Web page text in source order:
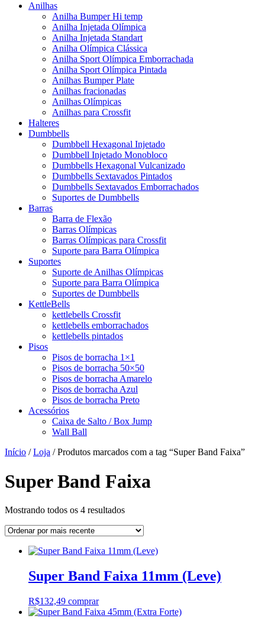
Anilhas
Anilha Bumper Hi temp
Anilha Injetada Olímpica
Anilha Injetada Standart
Anilha Olímpica Clássica
Anilha Sport Olímpica Emborrachada
Anilha Sport Olímpica Pintada
Anilhas Bumper Plate
Anilhas fracionadas
Anilhas Olímpicas
Anilhas para Crossfit
Halteres
Dumbbells
Dumbbell Hexagonal Injetado
Dumbbell Injetado Monobloco
Dumbbells Hexagonal Vulcanizado
Dumbbells Sextavados Pintados
Dumbbells Sextavados Emborrachados
Suportes de Dumbbells
Barras
Barra de Flexão
Barras Olímpicas
Barras Olímpicas para Crossfit
Suporte para Barra Olímpica
Suportes
Suporte de Anilhas Olímpicas
Suporte para Barra Olímpica
Suportes de Dumbbells
KettleBells
kettlebells Crossfit
kettlebells emborrachados
kettlebells pintados
Pisos
Pisos de borracha 1×1
Pisos de borracha 50×50
Pisos de borracha Amarelo
Pisos de borracha Azul
Pisos de borracha Preto
Acessórios
Caixa de Salto / Box Jump
Wall Ball
Início /Loja / Produtos marcados com a tag “Super Band Faixa”
Super Band Faixa
Mostrando todos os 4 resultadosClassificado
mais
Super Band Faixa 11mm (Leve)
R$132,49 comprar